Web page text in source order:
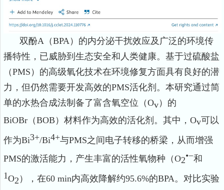
双酚A （BPA ）的内分泌干扰效应及广泛的环境传
播特性，已威胁到生态安全和人类健康。基于过硫酸盐
（PMS ）的高级氧化技术在环境修复方面具有良好的潜
力，但仍然需要开发高效的PMS活化剂。本研究通过简
单的水热合成法制备了富含氧空位（Ov）的
BiOBr （BOB ）材料作为高效的活化剂。其中， Ov可以
作为Bi3+/Bi4+与PMS之间电子转移的桥梁，从而增强
PMS的激活能力，产生丰富的活性氧物种（O2•−和
1O2 ），在60 min内高效降解约95.6%的BPA 。对比实验